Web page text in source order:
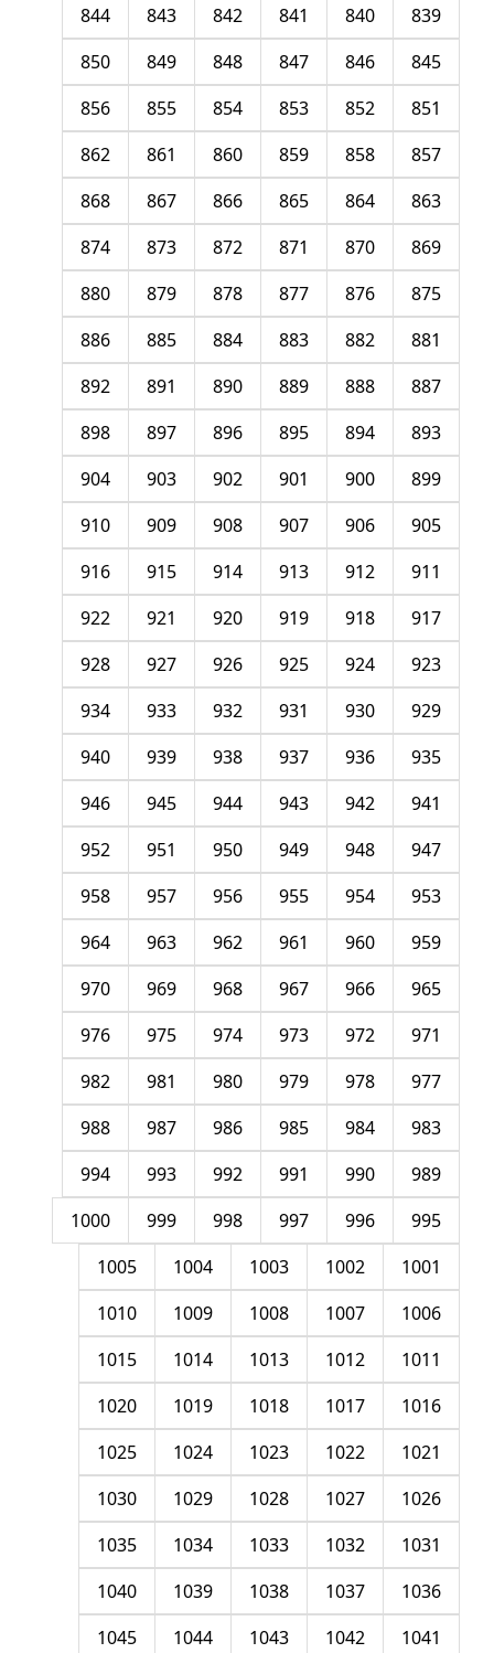
839
840
841
842
843
844
845
846
847
848
849
850
851
852
853
854
855
856
857
858
859
860
861
862
863
864
865
866
867
868
869
870
871
872
873
874
875
876
877
878
879
880
881
882
883
884
885
886
887
888
889
890
891
892
893
894
895
896
897
898
899
900
901
902
903
904
905
906
907
908
909
910
911
912
913
914
915
916
917
918
919
920
921
922
923
924
925
926
927
928
929
930
931
932
933
934
935
936
937
938
939
940
941
942
943
944
945
946
947
948
949
950
951
952
953
954
955
956
957
958
959
960
961
962
963
964
965
966
967
968
969
970
971
972
973
974
975
976
977
978
979
980
981
982
983
984
985
986
987
988
989
990
991
992
993
994
995
996
997
998
999
1000
1001
1002
1003
1004
1005
1006
1007
1008
1009
1010
1011
1012
1013
1014
1015
1016
1017
1018
1019
1020
1021
1022
1023
1024
1025
1026
1027
1028
1029
1030
1031
1032
1033
1034
1035
1036
1037
1038
1039
1040
1041
1042
1043
1044
1045